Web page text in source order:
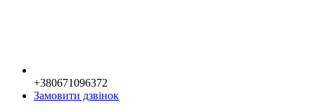
+380671096372
Замовити дзвінок